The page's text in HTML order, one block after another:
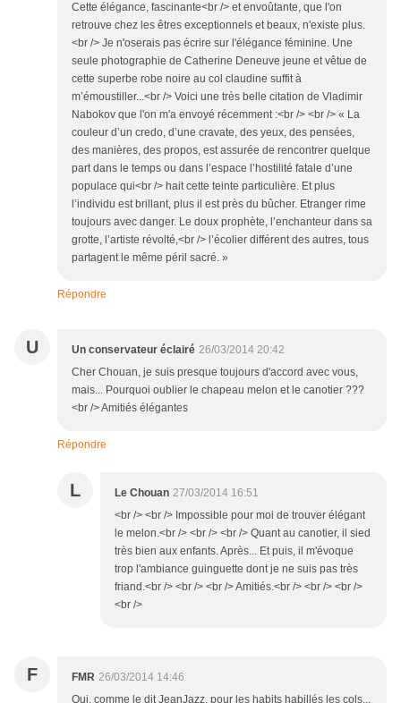
Cette élégance, fascinante<br /> et envoûtante, que l'on
retrouve chez les êtres exceptionnels et beaux, n'existe plus.
<br /> Je n'oserais pas écrire sur l'élégance féminine. Une
seule photographie de Catherine Deneuve jeune et vêtue de
cette superbe robe noire au col claudine suffit à
m’émoustiller...<br /> Voici une très belle citation de Vladimir
Nabokov que l'on m'a envoyé récemment :<br /> <br /> « La
couleur d’un credo, d’une cravate, des yeux, des pensées,
des manières, des propos, est assurée de rencontrer quelque
part dans le temps ou dans l’espace l’hostilité fatale d’une
populace qui<br /> hait cette teinte particulière. Et plus
l’individu est brillant, plus il est près du bûcher. Etranger rime
toujours avec danger. Le doux prophète, l’enchanteur dans sa
grotte, l’artiste révolté,<br /> l’écolier différent des autres, tous
partagent le même péril sacré. »
Répondre
U Un conservateur éclairé 26/03/2014 20:42
Cher Chouan, je suis presque toujours d'accord avec vous,
mais... Pourquoi oublier le chapeau melon et le canotier ???
<br /> Amitiés élégantes
Répondre
L Le Chouan 27/03/2014 16:51
<br /> <br /> Impossible pour moi de trouver élégant
le melon.<br /> <br /> <br /> Quant au canotier, il sied
très bien aux enfants. Après... Et puis, il m'évoque
trop l'ambiance guinguette dont je ne suis pas très
friand.<br /> <br /> <br /> Amitiés.<br /> <br /> <br />
<br />
F FMR 26/03/2014 14:46
Oui, comme le dit JeanJazz, pour les habits habillés les cols...